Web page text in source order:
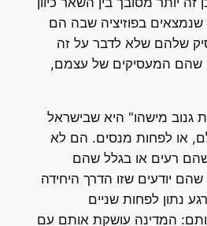
בפוזיציה שבה הם
שלהם שלא לדבר על זה
המעסיקים של עצמם,
מישהו" היא שבישראל
או לפחות מנסים. הם לא
רעים או בגלל שהם
יודעים שזו הדרך היחידה
נתון לפחות שניים
המדינה עושקת אותם עם